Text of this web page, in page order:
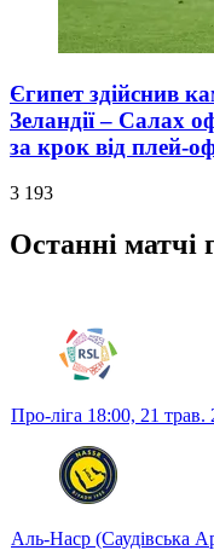
Єгипет здійснив
Зеландії – Салах
за крок від плей-
3 193
Останні матчі
Про-ліга 18:00, 21 трав.
Аль-Наср (Саудівська